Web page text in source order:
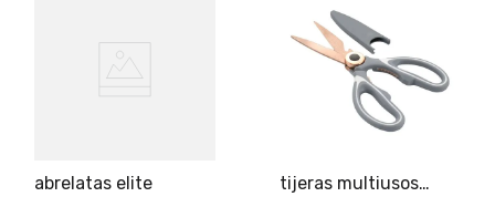
abrelatas elite
tijeras multiusos